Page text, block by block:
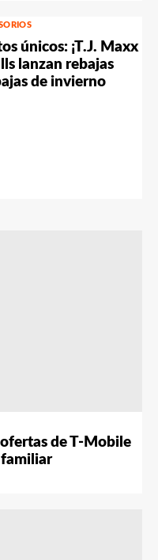
únicos: ¡T.J. Maxx
lanzan rebajas
de invierno
de T-Mobile